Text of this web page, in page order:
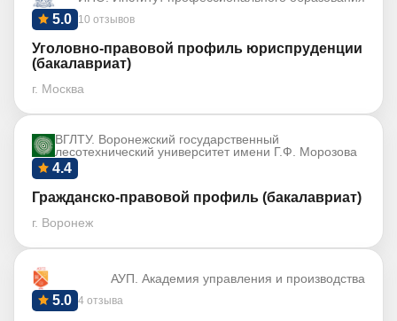
10 отзывов
5.0
Уголовно-правовой профиль юриспруденции
(бакалавриат)
г. Москва
ВГЛТУ. Воронежский государственный
лесотехнический университет имени Г.Ф. Морозова
4.4
Гражданско-правовой профиль (бакалавриат)
г. Воронеж
АУП. Академия управления и производства
4 отзыва
5.0